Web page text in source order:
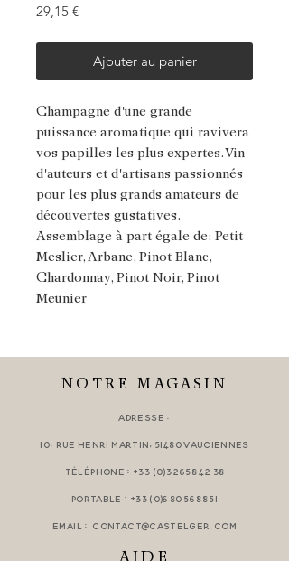
29,15 €Prix
Ajouter au panier
Champagne d'une grande
puissance aromatique qui ravivera
vos papilles les plus expertes. Vin
d'auteurs et d'artisans passionnés
pour les plus grands amateurs de
découvertes gustatives.
Assemblage à part égale de: Petit
Meslier, Arbane, Pinot Blanc,
Chardonnay, Pinot Noir, Pinot
Meunier
NOTRE MAGASIN
Adresse :
10, rue Henri Martin,51480 Vauciennes
Téléphone : +33 (0)3 26 58 42 38
Portable : +33 (0)6 80 56 88 51
Email : contact@castelger.com